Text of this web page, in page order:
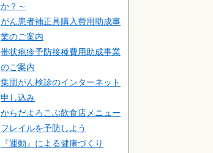
か？～
がん患者補正具購入費用助成事
業のご案内
帯状疱疹予防接種費用助成事業
のご案内
集団がん検診のインターネット
申し込み
からだよろこぶ飲食店メニュー
フレイルを予防しよう
『運動』による健康づくり